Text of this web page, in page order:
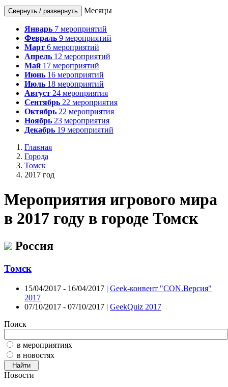
Свернуть / развернуть Месяцы
Январь 7 мероприятий
Февраль 9 мероприятий
Март 6 мероприятий
Апрель 12 мероприятий
Май 17 мероприятий
Июнь 16 мероприятий
Июль 18 мероприятий
Август 24 мероприятия
Сентябрь 22 мероприятия
Октябрь 22 мероприятия
Ноябрь 23 мероприятия
Декабрь 19 мероприятий
Главная
Города
Томск
2017 год
Мероприятия игрового мира
в 2017 году в городе Томск
Россия
Томск
15/04/2017 - 16/04/2017 | Geek-конвент "CON.Версия"
2017
07/10/2017 - 07/10/2017 | GeekQuiz 2017
Поиск
в мероприятиях
в новостях
Новости